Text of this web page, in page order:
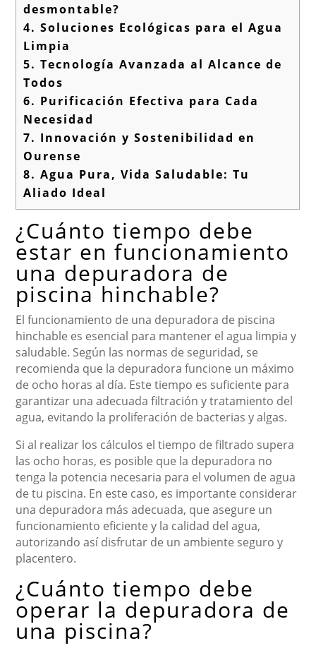
desmontable?
4. Soluciones Ecológicas para el Agua
Limpia
5. Tecnología Avanzada al Alcance de
Todos
6. Purificación Efectiva para Cada
Necesidad
7. Innovación y Sostenibilidad en
Ourense
8. Agua Pura, Vida Saludable: Tu
Aliado Ideal
¿Cuánto tiempo debe
estar en funcionamiento
una depuradora de
piscina hinchable?
El funcionamiento de una depuradora de piscina
hinchable es esencial para mantener el agua limpia y
saludable. Según las normas de seguridad, se
recomienda que la depuradora funcione un máximo
de ocho horas al día. Este tiempo es suficiente para
garantizar una adecuada filtración y tratamiento del
agua, evitando la proliferación de bacterias y algas.
Si al realizar los cálculos el tiempo de filtrado supera
las ocho horas, es posible que la depuradora no
tenga la potencia necesaria para el volumen de agua
de tu piscina. En este caso, es importante considerar
una depuradora más adecuada, que asegure un
funcionamiento eficiente y la calidad del agua,
autorizando así disfrutar de un ambiente seguro y
placentero.
¿Cuánto tiempo debe
operar la depuradora de
una piscina?